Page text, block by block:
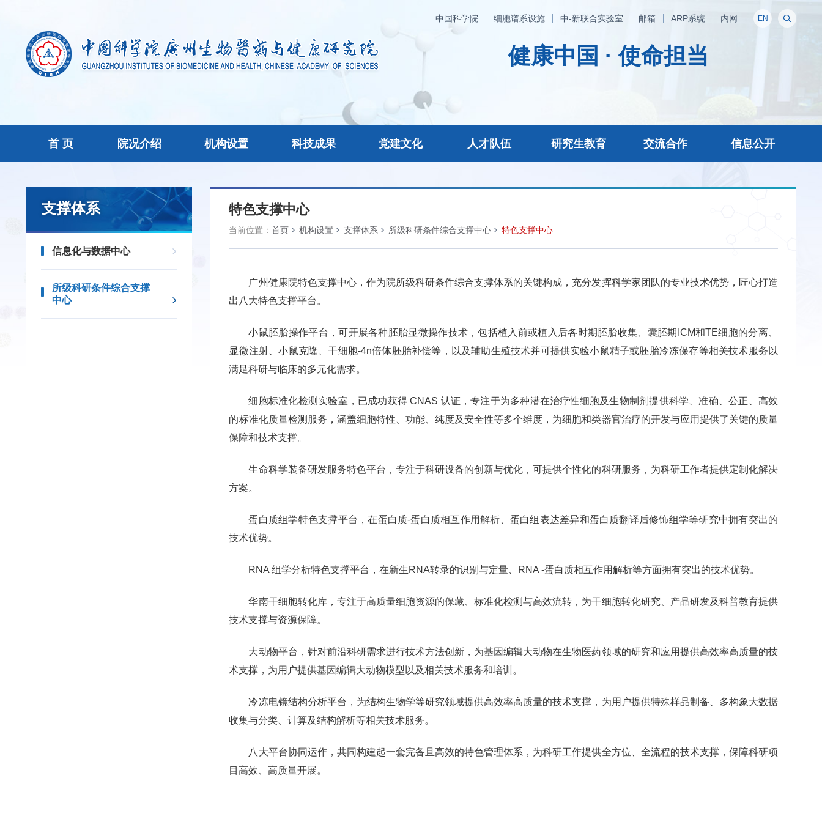
EN
中国科学院 细胞谱系设施 中-新联合实验室 邮箱 ARP系统 内网
健康中国 · 使命担当
首 页 院况介绍 机构设置 科技成果 党建文化 人才队伍 研究生教育 交流合作 信息公开
支撑体系
信息化与数据中心
所级科研条件综合支撑
中心
特色支撑中心
当前位置：首页 机构设置 支撑体系 所级科研条件综合支撑中心 特色支撑中心
广州健康院特色支撑中心，作为院所级科研条件综合支撑体系的关键构成，充分发挥科学家团队的专业技术优势，匠心打造
出八大特色支撑平台。
小鼠胚胎操作平台，可开展各种胚胎显微操作技术，包括植入前或植入后各时期胚胎收集、囊胚期ICM和TE细胞的分离、
显微注射、小鼠克隆、干细胞-4n倍体胚胎补偿等，以及辅助生殖技术并可提供实验小鼠精子或胚胎冷冻保存等相关技术服务以
满足科研与临床的多元化需求。
细胞标准化检测实验室，已成功获得 CNAS 认证，专注于为多种潜在治疗性细胞及生物制剂提供科学、准确、公正、高效
的标准化质量检测服务，涵盖细胞特性、功能、纯度及安全性等多个维度，为细胞和类器官治疗的开发与应用提供了关键的质量
保障和技术支撑。
生命科学装备研发服务特色平台，专注于科研设备的创新与优化，可提供个性化的科研服务，为科研工作者提供定制化解决
方案。
蛋白质组学特色支撑平台，在蛋白质-蛋白质相互作用解析、蛋白组表达差异和蛋白质翻译后修饰组学等研究中拥有突出的
技术优势。
RNA 组学分析特色支撑平台，在新生RNA转录的识别与定量、RNA -蛋白质相互作用解析等方面拥有突出的技术优势。
华南干细胞转化库，专注于高质量细胞资源的保藏、标准化检测与高效流转，为干细胞转化研究、产品研发及科普教育提供
技术支撑与资源保障。
大动物平台，针对前沿科研需求进行技术方法创新，为基因编辑大动物在生物医药领域的研究和应用提供高效率高质量的技
术支撑，为用户提供基因编辑大动物模型以及相关技术服务和培训。
冷冻电镜结构分析平台，为结构生物学等研究领域提供高效率高质量的技术支撑，为用户提供特殊样品制备、多构象大数据
收集与分类、计算及结构解析等相关技术服务。
八大平台协同运作，共同构建起一套完备且高效的特色管理体系，为科研工作提供全方位、全流程的技术支撑，保障科研项
目高效、高质量开展。